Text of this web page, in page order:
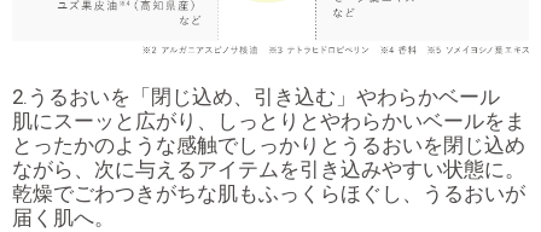
2.うるおいを「閉じ込め、引き込む」やわらかベール
肌にスーッと広がり、しっとりとやわらかいベールをま
とったかのような感触でしっかりとうるおいを閉じ込め
ながら、次に与えるアイテムを引き込みやすい状態に。
乾燥でごわつきがちな肌もふっくらほぐし、うるおいが
届く肌へ。